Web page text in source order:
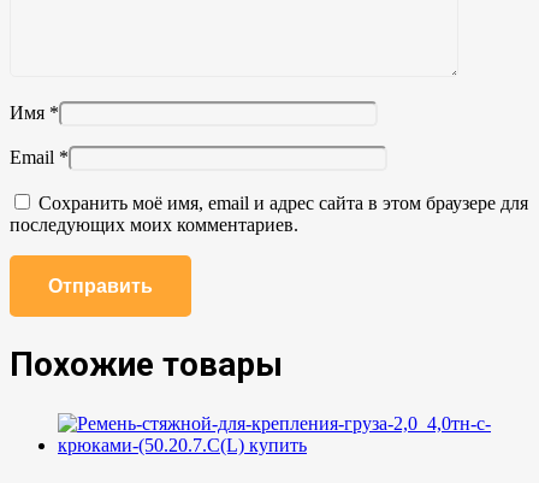
Имя *
Email *
Сохранить моё имя, email и адрес сайта в этом браузере для
последующих моих комментариев.
Похожие товары